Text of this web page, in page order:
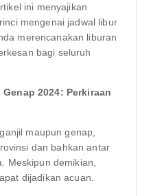
ini menyajikan
mengenai jadwal libur
merencanakan liburan
bagi seluruh
2024: Perkiraan
maupun genap,
dan bahkan antar
Meskipun demikian,
dijadikan acuan.